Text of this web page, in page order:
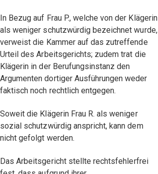
In Bezug auf Frau P., welche von der Klägerin
als weniger schutzwürdig bezeichnet wurde,
verweist die Kammer auf das zutreffende
Urteil des Arbeitsgerichts; zudem trat die
Klägerin in der Berufungsinstanz den
Argumenten dortiger Ausführungen weder
faktisch noch rechtlich entgegen.
Soweit die Klägerin Frau R. als weniger
sozial schutzwürdig anspricht, kann dem
nicht gefolgt werden.
Das Arbeitsgericht stellte rechtsfehlerfrei